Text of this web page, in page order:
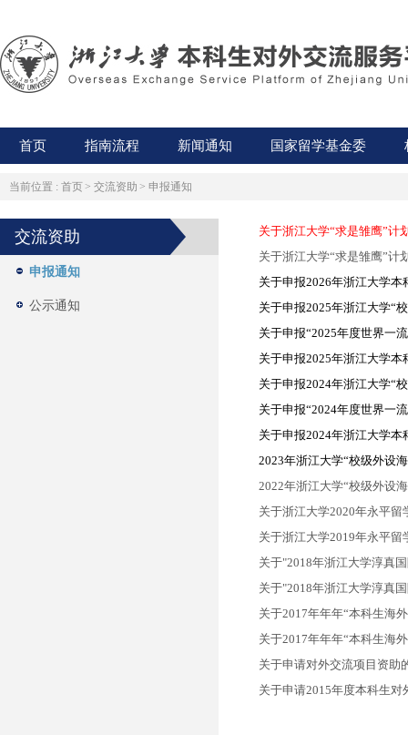
首页 指南流程 新闻通知 国家留学基金委
当前位置 : 首页 > 交流资助 > 申报通知
交流资助
申报通知
公示通知
关于浙江大学“求是雏鹰”计
关于浙江大学“求是雏鹰”计
关于申报2026年浙江大学
关于申报2025年浙江大学“
关于申报“2025年度世界一
关于申报2025年浙江大学
关于申报2024年浙江大学“
关于申报“2024年度世界一
关于申报2024年浙江大学
2023年浙江大学“校级外设
2022年浙江大学“校级外设
关于浙江大学2020年永平
关于浙江大学2019年永平
关于"2018年浙江大学淳真
关于"2018年浙江大学淳真
关于2017年年年“本科生海
关于2017年年年“本科生海
关于申请对外交流项目资助
关于申请2015年度本科生